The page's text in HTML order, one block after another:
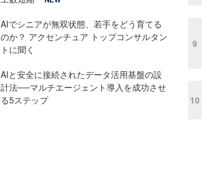
AIでシニアが無双状態、若手をどう育てる
のか？ アクセンチュア トップコンサルタン
トに聞く
AIと安全に接続されたデータ活用基盤の設
計法──マルチエージェント導入を成功させ
る5ステップ
9
10